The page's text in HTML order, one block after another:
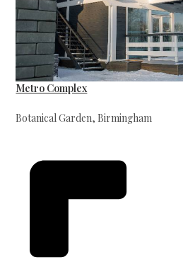
Metro Complex
Botanical Garden, Birmingham